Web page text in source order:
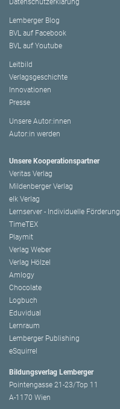
Lemberger Blog
BVL auf Facebook
BVL auf Youtube
Leitbild
Verlagsgeschichte
Innovationen
Presse
Unsere Autor:innen
Autor:in werden
Unsere Kooperationspartner
Veritas Verlag
Mildenberger Verlag
elk Verlag
Lernserver - Individuelle Förderung
TimeTEX
Playmit
Verlag Weber
Verlag Hölzel
Amlogy
Chocolate
Logbuch
Eduvidual
Lernraum
Lemberger Publishing
eSquirrel
Bildungsverlag Lemberger
Pointengasse 21-23/Top 11
A-1170 Wien